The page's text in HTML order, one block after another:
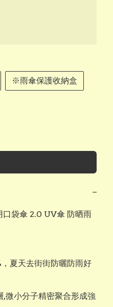
※雨傘保護收納盒
−
袋傘 2.0 UV傘 防晒雨
夏天去街街防曬防雨好
微小分子精密聚合形成強